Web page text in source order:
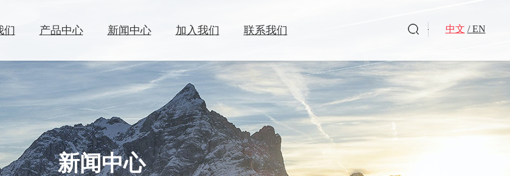
们
司简介 社会责任 科研创新 旗下品牌
产品中心
洗衣液 织物辅洗剂 洗衣皂
湿巾清洁 婴童洗护 驱蚊杀虫 全球好物
新闻中心
司新闻 公益活动
加入我们
才理念 公司活动
联系我们
系方式
中文 / EN
新闻中心